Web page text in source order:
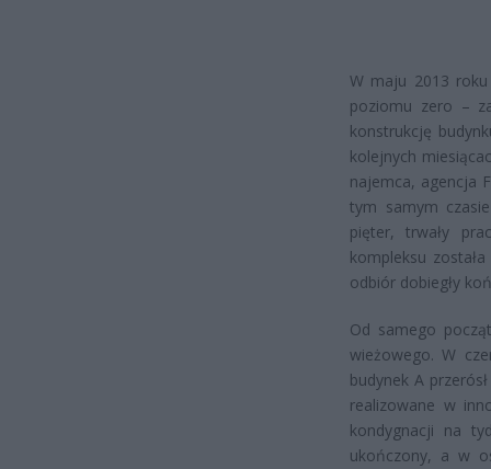
W maju 2013 roku
poziomu zero –
konstrukcję
kolejnych
najemca, agencja
tym samym
pięter, trwały
kompleksu
odbiór dobiegły
Od samego
wieżowego. W
budynek A
realizowane w
kondygnacji na
ukończony, a w